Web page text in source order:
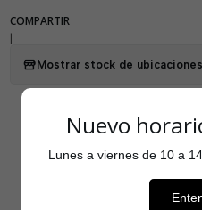
COMPARTIR
Mostrar stock de ubicaciones
Nuevo
Lunes a viernes de 10 a